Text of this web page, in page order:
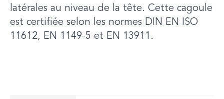
latérales au niveau de la tête. Cette cagoule
est certifiée selon les normes DIN EN ISO
11612, EN 1149-5 et EN 13911.